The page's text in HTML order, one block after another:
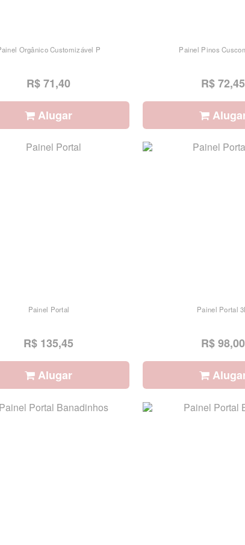
Orgânico Customizável P
R$ 71,40
Alugar
Painel Pinos
R$ 72,45
Painel Portal
R$ 135,45
Alugar
Painel Portal
R$ 98,00